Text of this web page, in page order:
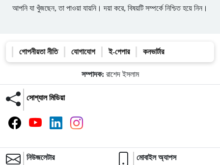
আপনি যা খুঁজছেন, তা পাওয়া যায়নি। দয়া করে, বিষয়টি সম্পর্কে নিশ্চিত হয়ে নিন।
গোপনীয়তা নীতি যোগাযোগ ই-পেপার কনভার্টার
সম্পাদক: রাশেদ ইসলাম
সোশ্যাল মিডিয়া
নিউজলেটার মোবাইল অ্যাপস